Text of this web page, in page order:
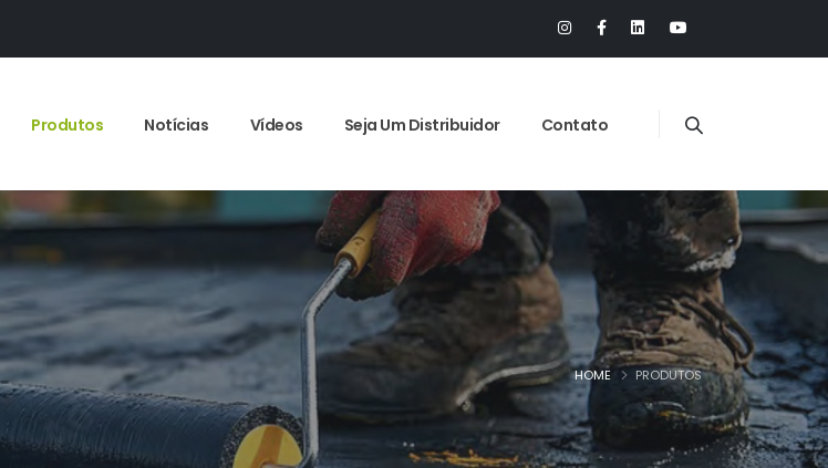
Produtos Notícias Vídeos Seja Um Distribuidor Contato
HOME PRODUTOS